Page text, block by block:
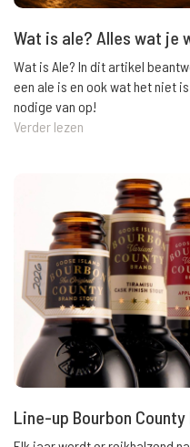
Wat is ale? Alles wat je
Wat is Ale? In dit artikel
een ale is en ook wat het niet
nodige van op!
Verder lezen
Line-up Bourbon